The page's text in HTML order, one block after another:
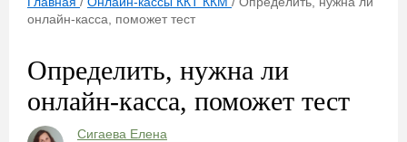
онлайн-касса, поможет тест
Определить, нужна ли
онлайн-касса, поможет тест
Сигаева Елена